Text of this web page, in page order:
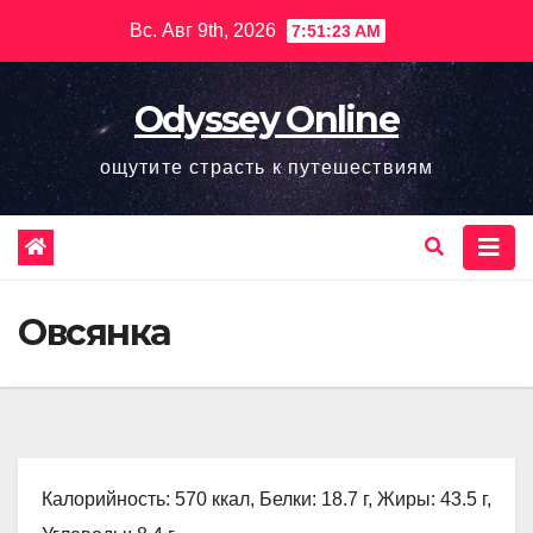
содержимому
Вс. Авг 9th, 2026 7:51:25 AM
Odyssey Online
ощутите страсть к путешествиям
Овсянка
Калорийность: 570 ккал, Белки: 18.7 г, Жиры: 43.5 г,